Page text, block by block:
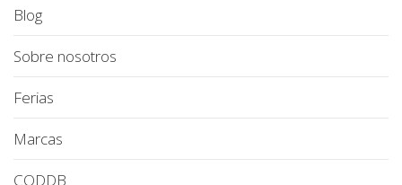
Blog
Sobre nosotros
Ferias
Marcas
CODDB